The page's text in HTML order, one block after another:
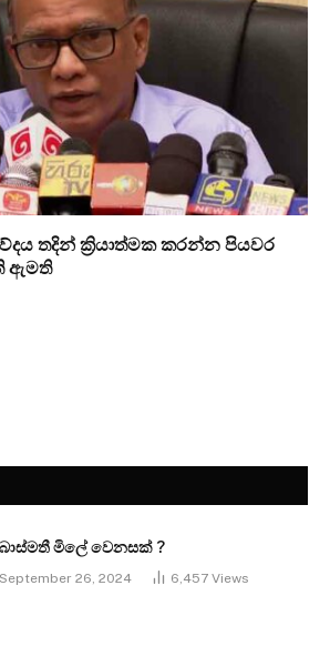
තදින් ක්‍රියාත්මක කරන්න පියවර
ඇමති
බාස්මතී මිලේ වෙනසක් ?
September 26, 2024 6,457 Views